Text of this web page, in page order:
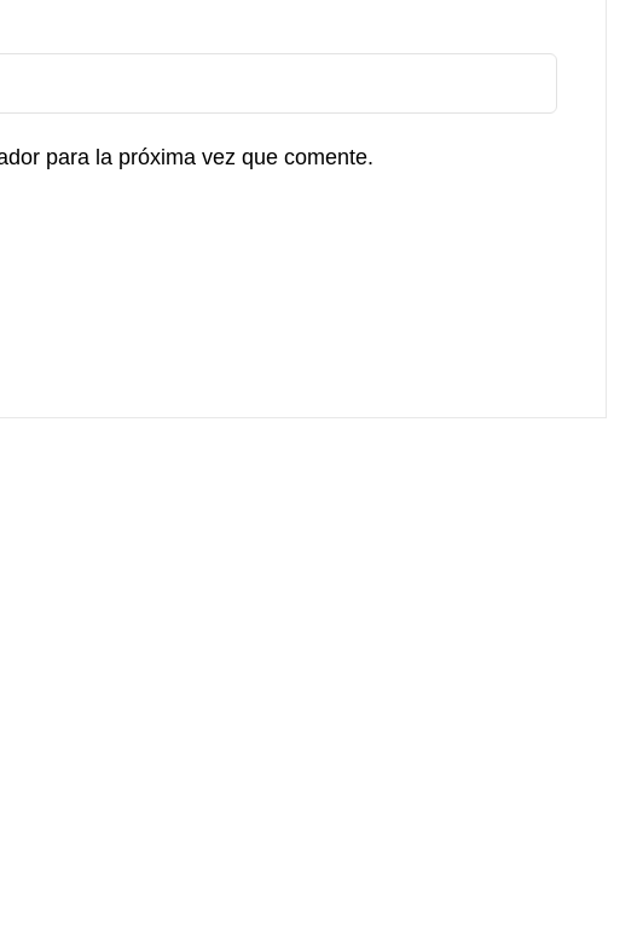
para la próxima vez que comente.